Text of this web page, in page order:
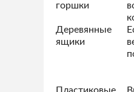
горшки
Деревянные
ящики